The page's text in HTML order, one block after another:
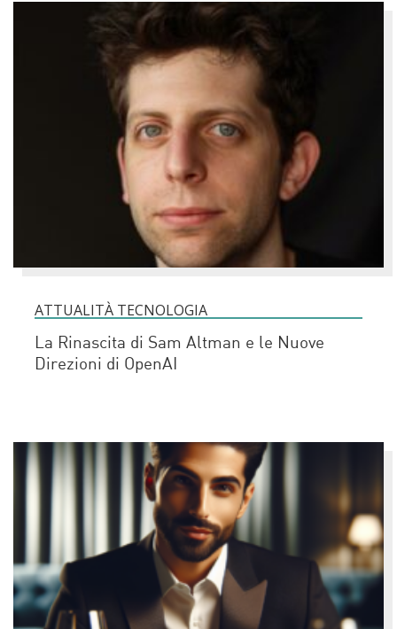
ATTUALITÀ TECNOLOGIA
La Rinascita di Sam Altman e le Nuove
Direzioni di OpenAI